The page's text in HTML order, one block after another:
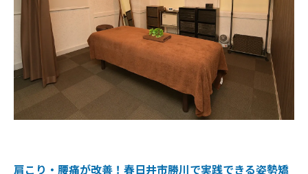
肩こり・腰痛が改善！春日井市勝川で実践できる姿勢矯